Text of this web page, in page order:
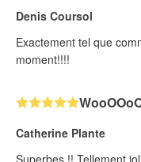
Denis Coursol
Exactement tel que
moment!!!!
Catherine Plante
Superbes !! Tellement